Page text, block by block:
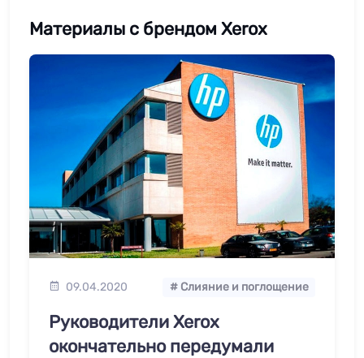
Материалы с брендом Xerox
09.04.2020 # Слияние и поглощение
Руководители Xerox
окончательно передумали